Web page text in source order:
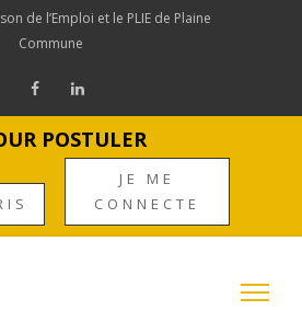
de l’Emploi et le PLIE de Plaine
Commune
POSTULER
JE ME
CONNECTE